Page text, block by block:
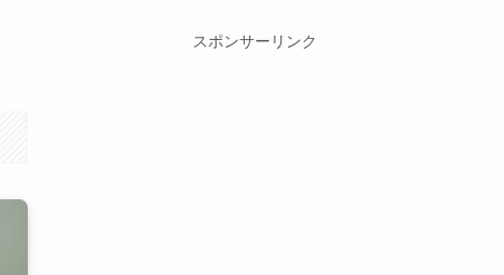
スポンサーリンク